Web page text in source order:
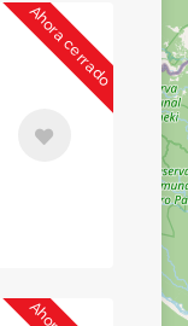
Ahora cerrado